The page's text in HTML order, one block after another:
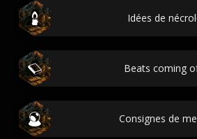
Idées de
Beats coming
Consignes de